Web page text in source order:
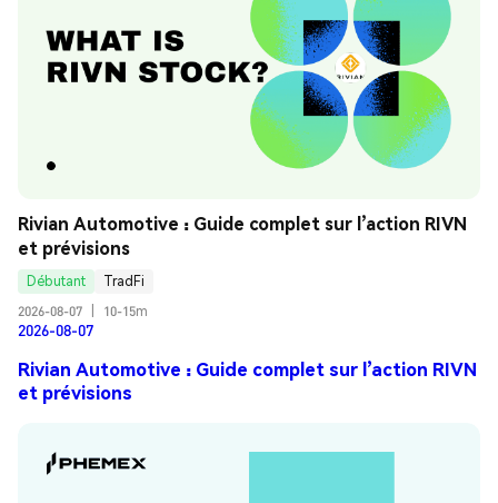
Rivian Automotive : Guide complet sur l’action RIVN
et prévisions
Débutant
TradFi
2026-08-07
10-15m
2026-08-07
Rivian Automotive : Guide complet sur l’action RIVN
et prévisions